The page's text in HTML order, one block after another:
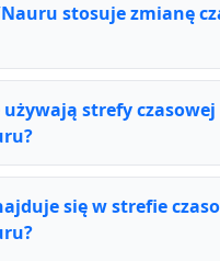
stosuje zmianę
strefy czasowej
się w strefie